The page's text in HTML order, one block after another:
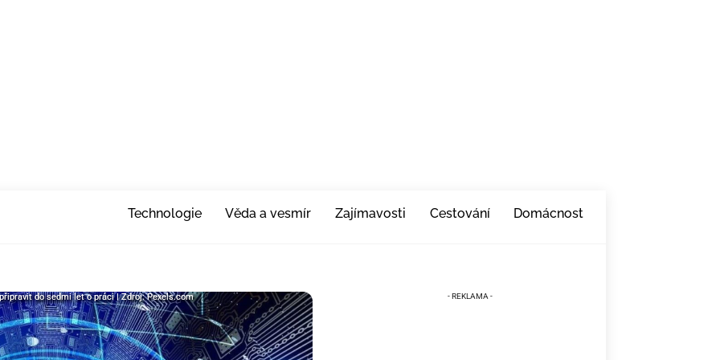
Technologie Věda a vesmír Zajímavosti Cestování Domácnost
do sedmi let o práci | Zdroj: Pexels.com
do sedmi let o práci | Zdroj: Pexels.com